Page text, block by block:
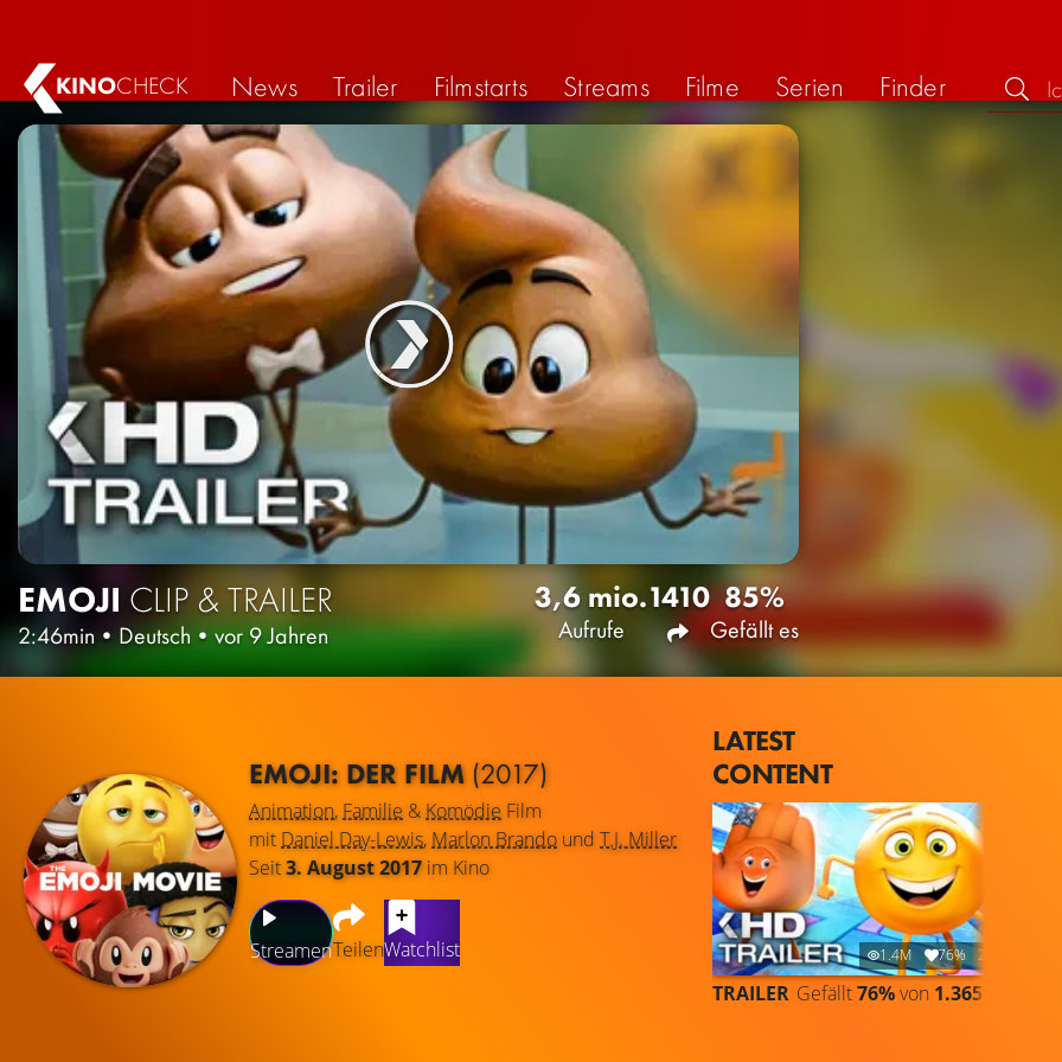
KINOCHECK News Trailer Filmstarts Streams Filme Serien Finder
EMOJI CLIP & TRAILER
2:46min•Deutsch•vor 9 Jahren
3,6 mio.
Aufrufe
1410 85%
Gefällt es
EMOJI: DER FILM(2017)
Animation, Familie & Komödie Film
mit Daniel Day-Lewis, Marlon Brando und T.J. Miller
Seit3. August 2017im Kino
StreamenTeilenWatchlist
LATEST
CONTENT
1.4M 76% 2:09
TRAILER Gefällt76%von 1.365.808